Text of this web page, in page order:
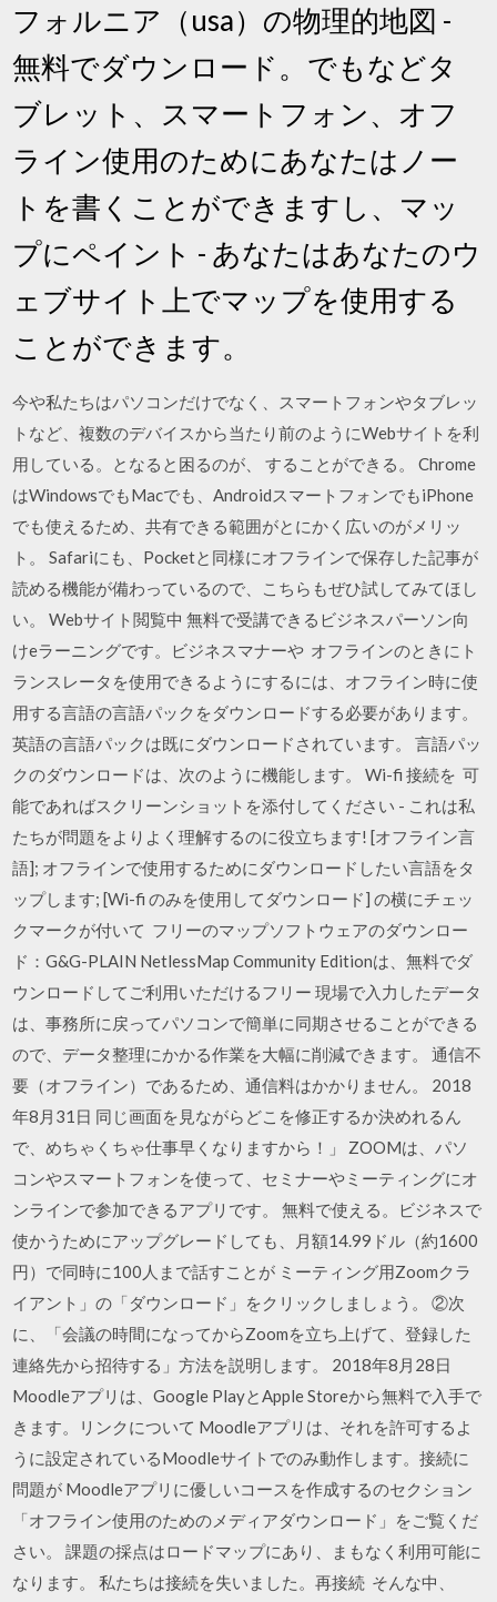
フォルニア（usa）の物理的地図 -
無料でダウンロード。でもなどタ
ブレット、スマートフォン、オフ
ライン使用のためにあなたはノー
トを書くことができますし、マッ
プにペイント - あなたはあなたのウ
ェブサイト上でマップを使用する
ことができます。
今や私たちはパソコンだけでなく、スマートフォンやタブレッ
トなど、複数のデバイスから当たり前のようにWebサイトを利
用している。となると困るのが、 することができる。 Chrome
はWindowsでもMacでも、AndroidスマートフォンでもiPhone
でも使えるため、共有できる範囲がとにかく広いのがメリッ
ト。 Safariにも、Pocketと同様にオフラインで保存した記事が
読める機能が備わっているので、こちらもぜひ試してみてほし
い。 Webサイト閲覧中 無料で受講できるビジネスパーソン向
けeラーニングです。ビジネスマナーや オフラインのときにト
ランスレータを使用できるようにするには、オフライン時に使
用する言語の言語パックをダウンロードする必要があります。
英語の言語パックは既にダウンロードされています。 言語パッ
クのダウンロードは、次のように機能します。 Wi-fi 接続を 可
能であればスクリーンショットを添付してください - これは私
たちが問題をよりよく理解するのに役立ちます! [オフライン言
語]; オフラインで使用するためにダウンロードしたい言語をタ
ップします; [Wi-fi のみを使用してダウンロード] の横にチェッ
クマークが付いて フリーのマップソフトウェアのダウンロー
ド：G&G-PLAIN NetlessMap Community Editionは、無料でダ
ウンロードしてご利用いただけるフリー 現場で入力したデータ
は、事務所に戻ってパソコンで簡単に同期させることができる
ので、データ整理にかかる作業を大幅に削減できます。 通信不
要（オフライン）であるため、通信料はかかりません。 2018
年8月31日 同じ画面を見ながらどこを修正するか決めれるん
で、めちゃくちゃ仕事早くなりますから！」 ZOOMは、パソ
コンやスマートフォンを使って、セミナーやミーティングにオ
ンラインで参加できるアプリです。 無料で使える。ビジネスで
使かうためにアップグレードしても、月額14.99ドル（約1600
円）で同時に100人まで話すことが ミーティング用Zoomクラ
イアント」の「ダウンロード」をクリックしましょう。 ②次
に、「会議の時間になってからZoomを立ち上げて、登録した
連絡先から招待する」方法を説明します。 2018年8月28日
Moodleアプリは、Google PlayとApple Storeから無料で入手で
きます。リンクについて Moodleアプリは、それを許可するよ
うに設定されているMoodleサイトでのみ動作します。接続に
問題が Moodleアプリに優しいコースを作成するのセクション
「オフライン使用のためのメディアダウンロード」をご覧くだ
さい。 課題の採点はロードマップにあり、まもなく利用可能に
なります。 私たちは接続を失いました。再接続 そんな中、